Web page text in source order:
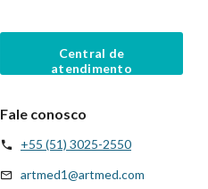
Central de
atendimento
Fale conosco
+55 (51) 3025-2550
artmed1@artmed.com